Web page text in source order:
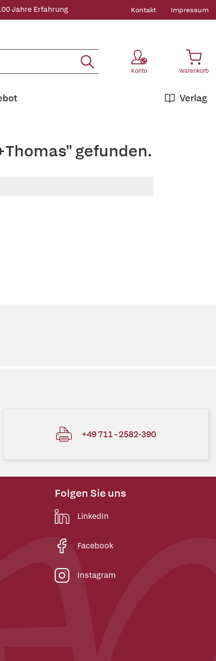
Jahre Erfahrung Kontakt Impressum
Konto Warenkorb
Verlag
gefunden.
+49 711 - 2582-390
Folgen Sie uns
LinkedIn
Facebook
Instagram